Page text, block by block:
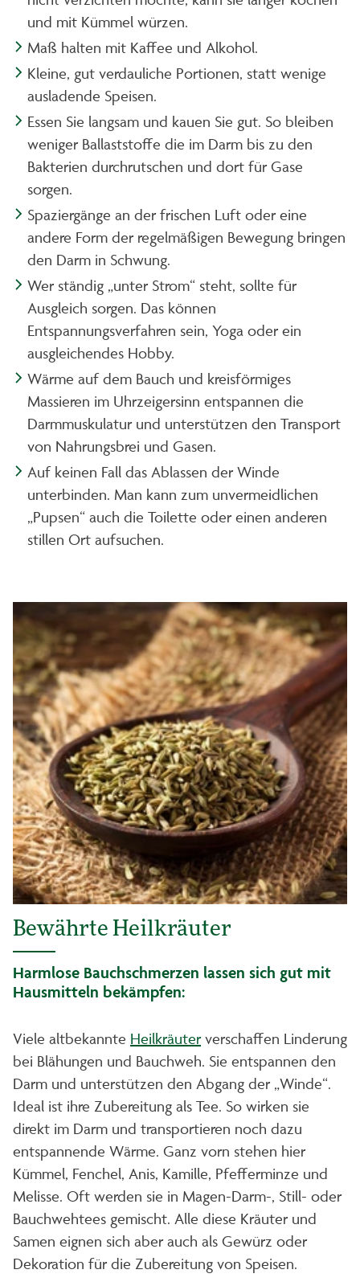
und mit Kümmel würzen.
Maß halten mit Kaffee und Alkohol.
Kleine, gut verdauliche Portionen, statt wenige
ausladende Speisen.
Essen Sie langsam und kauen Sie gut. So bleiben
weniger Ballaststoffe die im Darm bis zu den
Bakterien durchrutschen und dort für Gase
sorgen.
Spaziergänge an der frischen Luft oder eine
andere Form der regelmäßigen Bewegung bringen
den Darm in Schwung.
Wer ständig „unter Strom“ steht, sollte für
Ausgleich sorgen. Das können
Entspannungsverfahren sein, Yoga oder ein
ausgleichendes Hobby.
Wärme auf dem Bauch und kreisförmiges
Massieren im Uhrzeigersinn entspannen die
Darmmuskulatur und unterstützen den Transport
von Nahrungsbrei und Gasen.
Auf keinen Fall das Ablassen der Winde
unterbinden. Man kann zum unvermeidlichen
„Pupsen“ auch die Toilette oder einen anderen
stillen Ort aufsuchen.
Bewährte Heilkräuter
Harmlose Bauchschmerzen lassen sich gut mit
Hausmitteln bekämpfen:
Viele altbekannte Heilkräuterverschaffen Linderung
bei Blähungen und Bauchweh. Sie entspannen den
Darm und unterstützen den Abgang der „Winde“.
Ideal ist ihre Zubereitung als Tee. So wirken sie
direkt im Darm und transportieren noch dazu
entspannende Wärme. Ganz vorn stehen hier
Kümmel, Fenchel, Anis, Kamille, Pfefferminze und
Melisse. Oft werden sie in Magen-Darm-, Still- oder
Bauchwehtees gemischt. Alle diese Kräuter und
Samen eignen sich aber auch als Gewürz oder
Dekoration für die Zubereitung von Speisen.